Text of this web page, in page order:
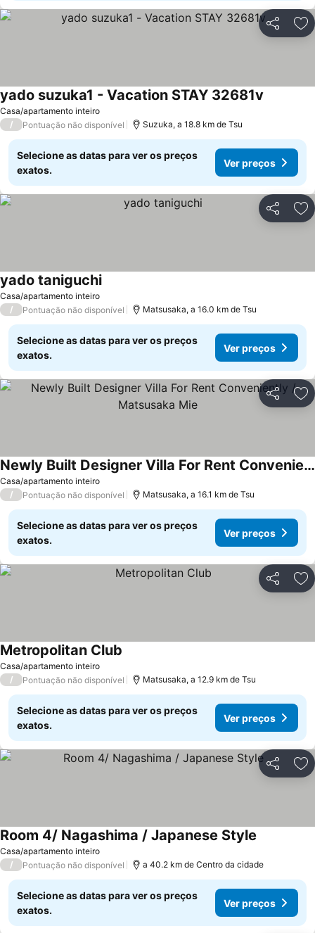
Partilhar
Casa/apartamento inteiro
yado suzuka1 - Vacation STAY 32681v
/ Pontuação não disponível Suzuka, a 18.8 km de Tsu
Selecione as datas para ver os preços
exatos.
Ver preços
Partilhar
Casa/apartamento inteiro
yado taniguchi
/ Pontuação não disponível Matsusaka, a 16.0 km de Tsu
Selecione as datas para ver os preços
exatos.
Ver preços
Partilhar
Casa/apartamento inteiro
Newly Built Designer Villa For Rent Conveniently / Matsusaka Mie
/ Pontuação não disponível Matsusaka, a 16.1 km de Tsu
Selecione as datas para ver os preços
exatos.
Ver preços
Partilhar
Casa/apartamento inteiro
Metropolitan Club
/ Pontuação não disponível Matsusaka, a 12.9 km de Tsu
Selecione as datas para ver os preços
exatos.
Ver preços
Partilhar
Casa/apartamento inteiro
Room 4/ Nagashima / Japanese Style
/ Pontuação não disponível a 40.2 km de Centro da cidade
Selecione as datas para ver os preços
exatos.
Ver preços